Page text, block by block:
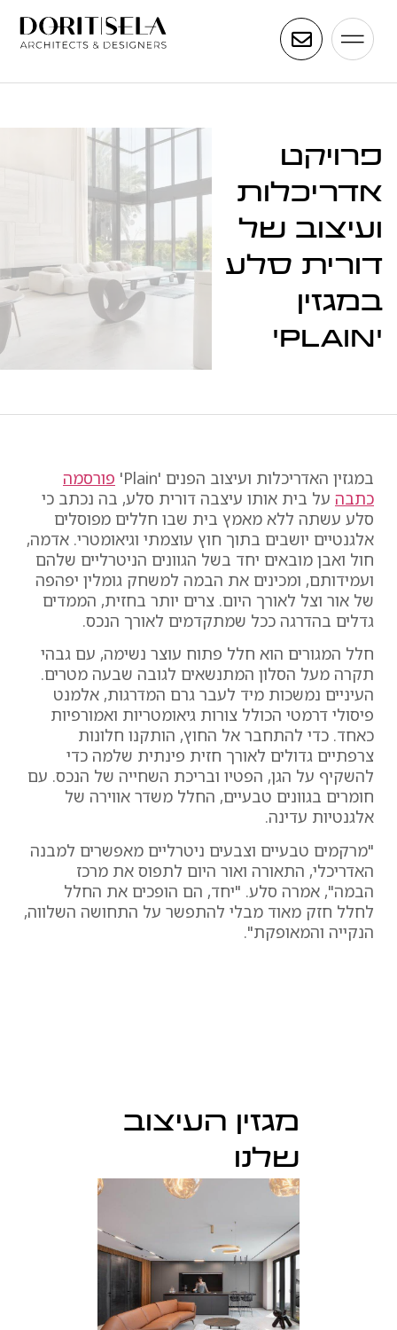
פרויקט
אדריכלות
ועיצוב של
דורית סלע
במגזין
'Plain'
במגזין האדריכלות ועיצוב הפנים 'Plain'
פורסמה
כתבה על בית אותו עיצבה דורית סלע, בה נכתב כי
סלע עשתה ללא מאמץ בית שבו חללים מפוסלים
אלגנטיים יושבים בתוך חוץ עוצמתי וגיאומטרי. אדמה,
חול ואבן מובאים יחד בשל הגוונים הניטרליים שלהם
ועמידותם, ומכינים את הבמה למשחק גומלין יפהפה
של אור וצל לאורך היום. צרים יותר בחזית, הממדים
גדלים בהדרגה ככל שמתקדמים לאורך הנכס.
חלל המגורים הוא חלל פתוח עוצר נשימה, עם גבהי
תקרה מעל הסלון המתנשאים לגובה שבעה מטרים.
העיניים נמשכות מיד לעבר גרם המדרגות, אלמנט
פיסולי דרמטי הכולל צורות גיאומטריות ואמורפיות
כאחד. כדי להתחבר אל החוץ, הותקנו חלונות
צרפתיים גדולים לאורך חזית פינתית שלמה כדי
להשקיף על הגן, הפטיו ובריכת השחייה של הנכס. עם
חומרים בגוונים טבעיים, החלל משדר אווירה של
אלגנטיות עדינה.
"מרקמים טבעיים וצבעים ניטרליים מאפשרים למבנה
האדריכלי, התאורה ואור היום לתפוס את מרכז
הבמה", אמרה סלע. "יחד, הם הופכים את החלל
לחלל חזק מאוד מבלי להתפשר על התחושה השלווה,
הנקייה והמאופקת".
מגזין העיצוב
שלנו